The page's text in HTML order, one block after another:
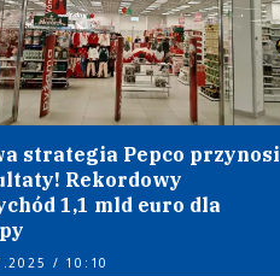
strategia Pepco przynosi
Rekordowy
1,1 mld euro dla
/ 10:10